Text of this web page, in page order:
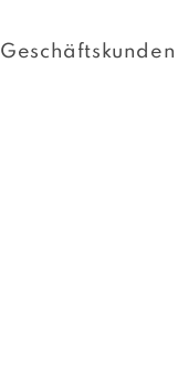
Geschäftskunden